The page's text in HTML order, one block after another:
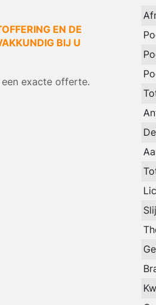
EN DE
BIJ U
exacte offerte.